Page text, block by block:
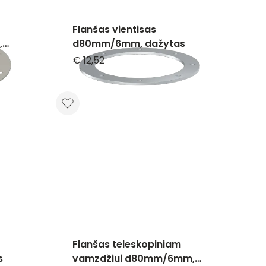
Flanšas vientisas
d80mm/6mm, dažytas
€ 12,52
Flanšas teleskopiniam
vamzdžiui d80mm/6mm,